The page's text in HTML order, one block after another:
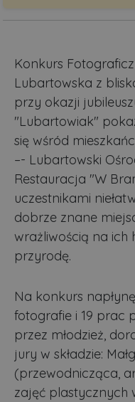
Konkurs
Lubartowska z
przy okazji
"Lubartowiak"
się wśród
–- Lubartowski
Restauracja "W
uczestnikami
dobrze znane
wrażliwością na ich
przyrodę.
Na konkurs
fotografie i 19 prac
przez młodzież,
jury w składzie:
(przewodnicząca,
zajęć plastycznych